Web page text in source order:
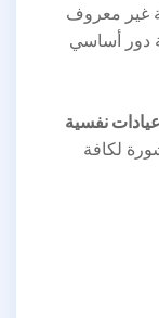
غير معروف
دور أساسي
عيادات نفسية
لكافة